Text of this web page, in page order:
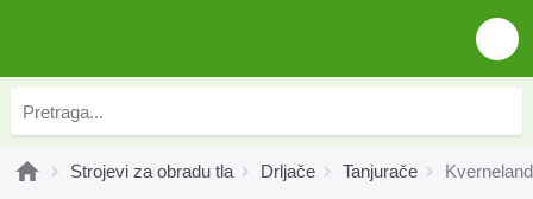
Strojevi za obradu tla Drljače Tanjurače